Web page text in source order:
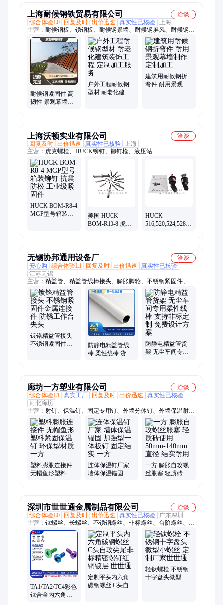
上海耐候钢铁贸易有限公司
洽谈
综合体验L0
回复及时 出价迅速 真实性已核验
上海
主营： 耐候钢板、锈钢板、耐候钢景墙、耐候钢屏风、耐候钢镂
空造型、红锈钢板、耐候钢雕塑雕刻、耐候钢指示牌、耐候钢园
林景观造型、耐候钢廊架、耐候钢工程、耐候钢幕墙、剪板折
弯、激光切管切板、焊接加工
耐候钢紧固件 高
韧性 景观幕墙制
户外工程耐候钢
型材 耐老化建筑
建筑用耐候钢折
弯件 耐用景观幕
上海沃顿实业有限公司
洽谈
回复及时 出价迅速 真实性已核验
上海
主营： 虎克螺栓、HUCK铆钉、铆钉枪、液压站
HUCK BOM-R8-4
MGP型号箱装铆
美国 HUCK
BOM-R10-8 虎克
HUCK
516,520,524,528,532,536
无锡协邦通用设备厂
洽谈
安心购
综合体验L1 回复及时 出价迅速
真实性已核验
江苏无锡
主营： 精益管、精益管线棒接头、膨胀脚轮、不锈钢紧固件、精
益管推车、防静电台面板、铝合金精益管、不锈钢线棒管、塑料
辅助功能件
镀铬精益管接头
不锈钢紧固件金
防静电精益管线
棒 柔性线棒 货架
防静电精益管货
架 无尘车间专用
廊坊一方塑业有限公司
洽谈
综合体验L1 真实工厂 回复及时 出价迅速
真实性已核验
河北廊坊
主营： 射钉、保温钉、固定专用钉、外墙分体钉、外墙保温射
钉、一体化塑钢钉、门窗垫片、门窗垫片可加工定制、外墙保温
钉、非标保温钉、塑料保温钉、岩棉保温钉、膨胀保温钉、分体
保温钉、一体式保温钉、塑钢保温钉、膨胀钉、飞机涨塞、塑料
保温射钉、蝴蝶胀塞、国标保温钉、外墙锚固钉、分体膨胀钉、
白色保温固定钉、小红帽保温射钉
塑料膨胀连接件
无帽鱼形塑料紧
连体保温钉厂家
墙体保温锚固 加
一方 膨胀自攻螺
丝胀塞 轻质砖使
深圳市世世通金属制品有限公司
洽谈
综合体验L0
回复及时 出价迅速 真实性已核验
广东深圳
主营： 钛螺丝、长螺丝、不锈钢螺丝、非标螺丝、台阶螺丝、机
米螺丝
TA1/TA2/TC4彩色
钛合金内六角螺
定制平头内六角
碳钢螺丝 C头自攻
轻钛螺栓 不锈钢
十字盘头微型小